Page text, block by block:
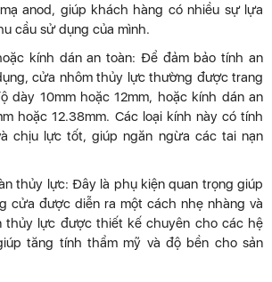
anod, giúp khách hàng có nhiều sự lựa
cầu sử dụng của mình.
kính dán an toàn: Để đảm bảo tính an
cửa nhôm thủy lực thường được trang
dày 10mm hoặc 12mm, hoặc kính dán an
hoặc 12.38mm. Các loại kính này có tính
chịu lực tốt, giúp ngăn ngừa các tai nạn
thủy lực: Đây là phụ kiện quan trọng giúp
cửa được diễn ra một cách nhẹ nhàng và
thủy lực được thiết kế chuyên cho các hệ
tăng tính thẩm mỹ và độ bền cho sản